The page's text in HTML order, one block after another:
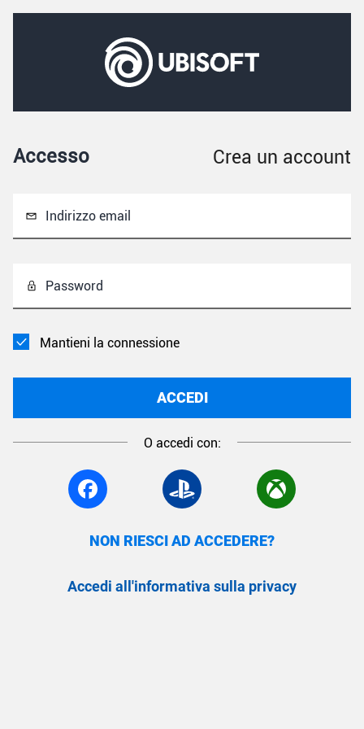
Accesso Crea un account
Indirizzo email
Password
Mantieni la connessione
ACCEDI
O accedi con:
NON RIESCI AD ACCEDERE?
Accedi all'informativa sulla privacy